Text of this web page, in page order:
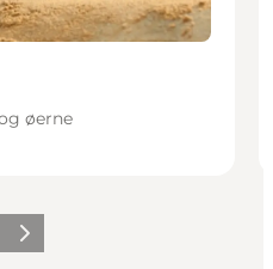
øerne
Næste